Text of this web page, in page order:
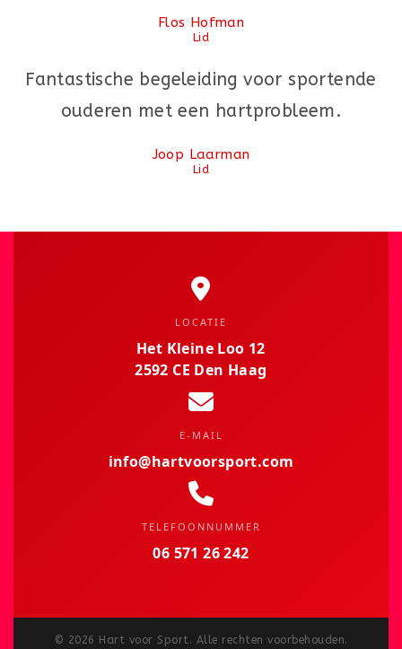
Flos Hofman
Lid
Fantastische begeleiding voor sportende
ouderen met een hartprobleem.
Joop Laarman
Lid
LOCATIE
Het Kleine Loo 12
2592 CE Den Haag
E-MAIL
info@hartvoorsport.com
TELEFOONNUMMER
06 571 26 242
© 2026 Hart voor Sport. Alle rechten voorbehouden.